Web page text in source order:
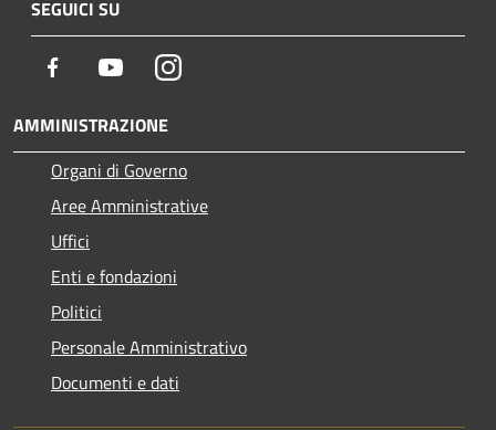
SEGUICI SU
Facebook YoutubeInstagram
AMMINISTRAZIONE
Organi di Governo
Aree Amministrative
Uffici
Enti e fondazioni
Politici
Personale Amministrativo
Documenti e dati